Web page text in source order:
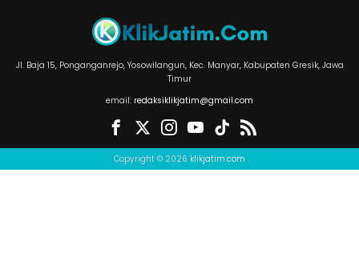
Jl. Baja 15, Ponganganrejo, Yosowilangun, Kec. Manyar, Kabupaten Gresik, Jawa
Timur
email: redaksiklikjatim@gmail.com
Copyright © 2026 klikjatim.com